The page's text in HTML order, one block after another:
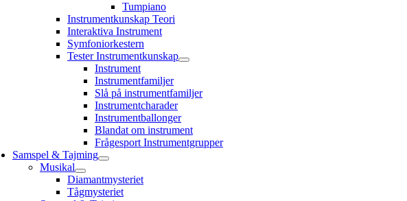
Tumpiano
Instrumentkunskap Teori
Interaktiva Instrument
Symfoniorkestern
Tester Instrumentkunskap
Instrument
Instrumentfamiljer
Slå på instrumentfamiljer
Instrumentcharader
Instrumentballonger
Blandat om instrument
Frågesport Instrumentgrupper
Samspel & Tajming
Musikal
Diamantmysteriet
Tågmysteriet